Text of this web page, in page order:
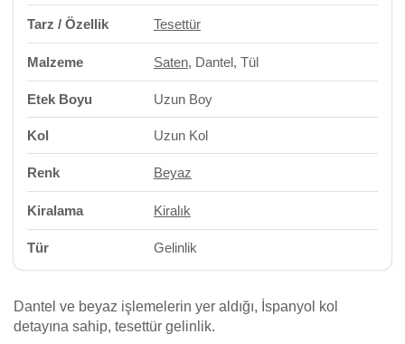
Tarz / Özellik Tesettür
Malzeme Saten, Dantel, Tül
Etek Boyu Uzun Boy
Kol Uzun Kol
Renk Beyaz
Kiralama Kiralık
Tür Gelinlik
Dantel ve beyaz işlemelerin yer aldığı, İspanyol kol
detayına sahip, tesettür gelinlik.